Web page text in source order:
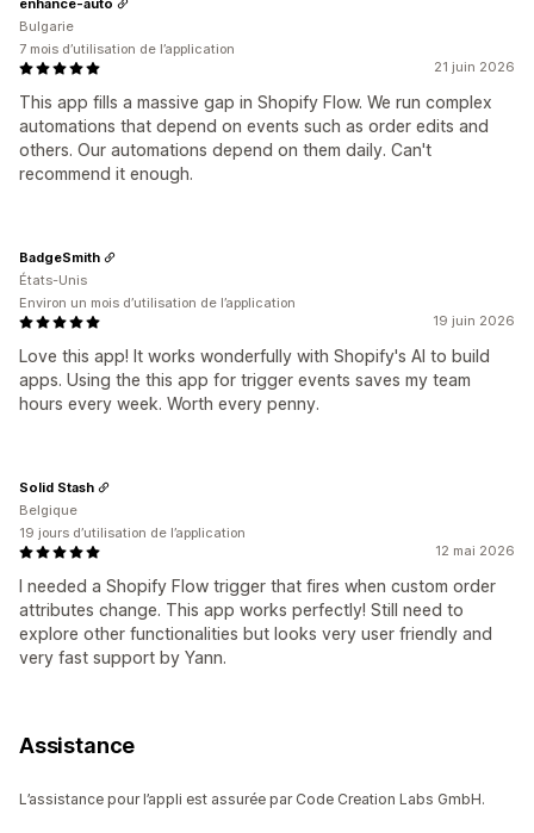
21 juin 2026
This app fills a massive gap in Shopify Flow. We run complex
automations that depend on events such as order edits and
others. Our automations depend on them daily. Can't
recommend it enough.
enhance-auto
Bulgarie
7 mois d’utilisation de l’application
19 juin 2026
Love this app! It works wonderfully with Shopify's AI to build
apps. Using the this app for trigger events saves my team
hours every week. Worth every penny.
BadgeSmith
États-Unis
Environ un mois d’utilisation de l’application
12 mai 2026
I needed a Shopify Flow trigger that fires when custom order
attributes change. This app works perfectly! Still need to
explore other functionalities but looks very user friendly and
very fast support by Yann.
Solid Stash
Belgique
19 jours d’utilisation de l’application
Assistance
L’assistance pour l’appli est assurée par Code Creation Labs GmbH.